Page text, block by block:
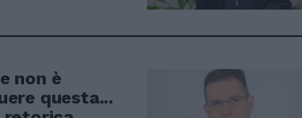
non è
questa...